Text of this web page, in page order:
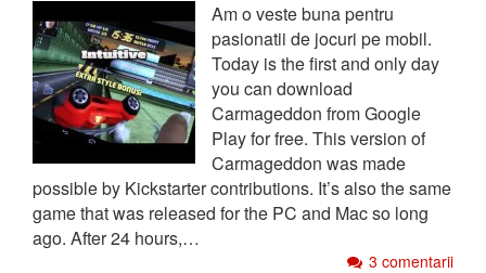
Am o veste buna pentru
pasionatii de jocuri pe mobil.
Today is the first and only day
you can download
Carmageddon from Google
Play for free. This version of
Carmageddon was made
possible by Kickstarter contributions. It’s also the same
game that was released for the PC and Mac so long
ago. After 24 hours,…
3 comentarii